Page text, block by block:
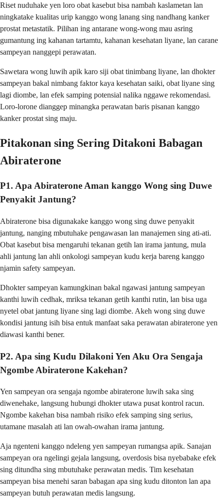
Riset nuduhake yen loro obat kasebut bisa nambah kaslametan lan
ningkatake kualitas urip kanggo wong lanang sing nandhang kanker
prostat metastatik. Pilihan ing antarane wong-wong mau asring
gumantung ing kahanan tartamtu, kahanan kesehatan liyane, lan carane
sampeyan nanggepi perawatan.
Sawetara wong luwih apik karo siji obat tinimbang liyane, lan dhokter
sampeyan bakal nimbang faktor kaya kesehatan saiki, obat liyane sing
lagi diombe, lan efek samping potensial nalika nggawe rekomendasi.
Loro-lorone dianggep minangka perawatan baris pisanan kanggo
kanker prostat sing maju.
Pitakonan sing Sering Ditakoni Babagan
Abiraterone
P1. Apa Abiraterone Aman kanggo Wong sing Duwe
Penyakit Jantung?
Abiraterone bisa digunakake kanggo wong sing duwe penyakit
jantung, nanging mbutuhake pengawasan lan manajemen sing ati-ati.
Obat kasebut bisa mengaruhi tekanan getih lan irama jantung, mula
ahli jantung lan ahli onkologi sampeyan kudu kerja bareng kanggo
njamin safety sampeyan.
Dhokter sampeyan kamungkinan bakal ngawasi jantung sampeyan
kanthi luwih cedhak, mriksa tekanan getih kanthi rutin, lan bisa uga
nyetel obat jantung liyane sing lagi diombe. Akeh wong sing duwe
kondisi jantung isih bisa entuk manfaat saka perawatan abiraterone yen
diawasi kanthi bener.
P2. Apa sing Kudu Dilakoni Yen Aku Ora Sengaja
Ngombe Abiraterone Kakehan?
Yen sampeyan ora sengaja ngombe abiraterone luwih saka sing
diwenehake, langsung hubungi dhokter utawa pusat kontrol racun.
Ngombe kakehan bisa nambah risiko efek samping sing serius,
utamane masalah ati lan owah-owahan irama jantung.
Aja ngenteni kanggo ndeleng yen sampeyan rumangsa apik. Sanajan
sampeyan ora ngelingi gejala langsung, overdosis bisa nyebabake efek
sing ditundha sing mbutuhake perawatan medis. Tim kesehatan
sampeyan bisa menehi saran babagan apa sing kudu ditonton lan apa
sampeyan butuh perawatan medis langsung.